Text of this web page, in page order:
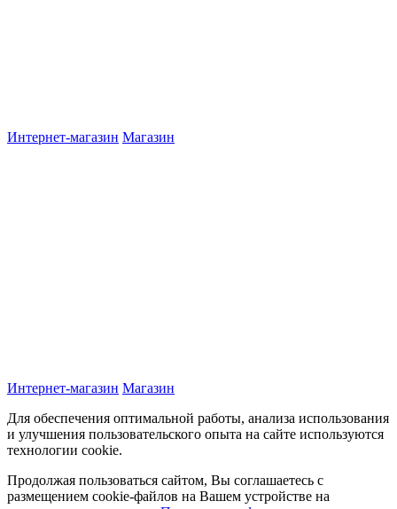
Интернет-магазин Магазин
Интернет-магазин Магазин
Для обеспечения оптимальной работы, анализа использования
и улучшения пользовательского опыта на сайте используются
технологии cookie.
Продолжая пользоваться сайтом, Вы соглашаетесь с
размещением cookie-файлов на Вашем устройстве на